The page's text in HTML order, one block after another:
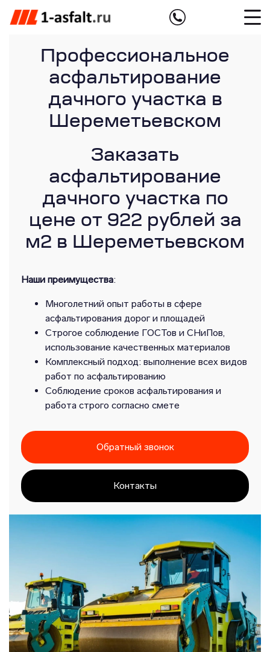
Профессиональное
асфальтирование
дачного участка в
Шереметьевском
Заказать
асфальтирование
дачного участка по
цене от 922 рублей за
м2 в Шереметьевском
Наши преимущества:
Многолетний опыт работы в сфере
асфальтирования дорог и площадей
Строгое соблюдение ГОСТов и СНиПов,
использование качественных материалов
Комплексный подход: выполнение всех видов
работ по асфальтированию
Соблюдение сроков асфальтирования и
работа строго согласно смете
Обратный звонок
Контакты